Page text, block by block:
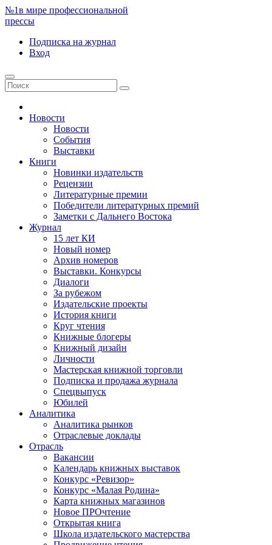
№1в мире профессиональной
прессы
Подписка на журнал
Вход
Новости
Новости
События
Выставки
Книги
Новинки издательств
Рецензии
Литературные премии
Победители литературных премий
Заметки с Дальнего Востока
Журнал
15 лет КИ
Новый номер
Архив номеров
Выставки. Конкурсы
Диалоги
За рубежом
Издательские проекты
История книги
Круг чтения
Книжные блогеры
Книжный дизайн
Личности
Мастерская книжной торговли
Подписка и продажа журнала
Спецвыпуск
Юбилей
Аналитика
Аналитика рынков
Отраслевые доклады
Отрасль
Вакансии
Календарь книжных выставок
Конкурс «Ревизор»
Конкурс «Малая Родина»
Карта книжных магазинов
Новое ПРОчтение
Открытая книга
Школа издательского мастерства